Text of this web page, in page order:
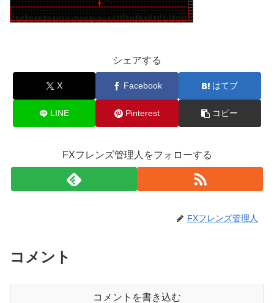
シェアする
X Facebook はてブ
LINE Pinterest コピー
FXフレンズ管理人をフォローする
FXフレンズ管理人
コメント
コメントを書き込む